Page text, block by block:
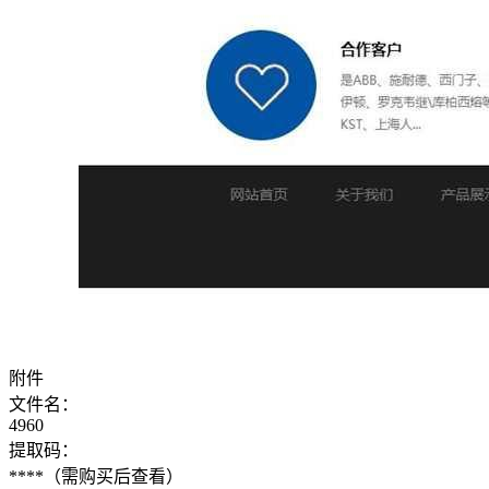
附件
文件名：
4960
提取码：
**** （需购买后查看）